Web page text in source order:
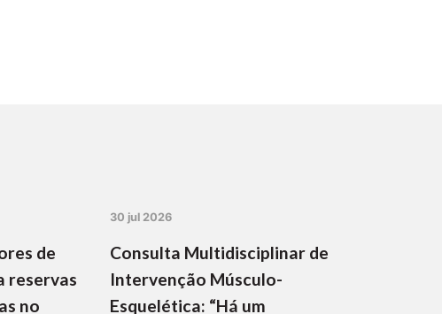
de
reservas
no
30 jul 2026
Consulta Multidisciplinar de
Intervenção Músculo-
Esquelética: “Há um